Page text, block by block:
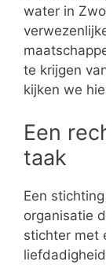
water in
te krijgen
kijken we
Een
taak
Een
organisatie
stichter met